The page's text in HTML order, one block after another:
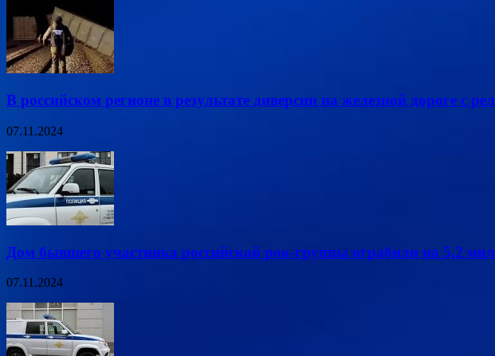
В российском регионе в результате диверсии на железной дороге с
07.11.2024
Дом бывшего участника российской рок-группы ограбили на 5,2
07.11.2024